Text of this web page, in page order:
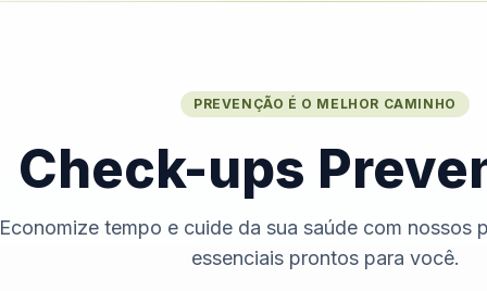
PREVENÇÃO É O MELHOR CAMINHO
Check-ups
Economize tempo e cuide da sua saúde com nossos
essenciais prontos para você.